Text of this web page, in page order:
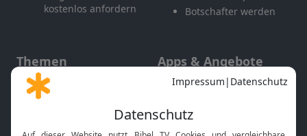
kostenlos anfordern
Botschafter werden
Themen
Gott und Bibel erklärt
Apps & Angebote
Mobile App